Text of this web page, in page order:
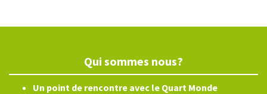
Qui sommes nous?
Un point de rencontre avec le Quart Monde